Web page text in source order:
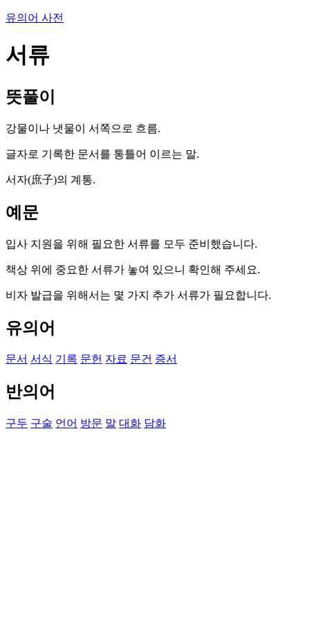
유의어 사전
서류
뜻풀이
강물이나 냇물이 서쪽으로 흐름.
글자로 기록한 문서를 통틀어 이르는 말.
서자(庶子)의 계통.
예문
입사 지원을 위해 필요한 서류를 모두 준비했습니다.
책상 위에 중요한 서류가 놓여 있으니 확인해 주세요.
비자 발급을 위해서는 몇 가지 추가 서류가 필요합니다.
유의어
문서 서식 기록 문헌 자료 문건 증서
반의어
구두 구술 언어 방문 말 대화 담화